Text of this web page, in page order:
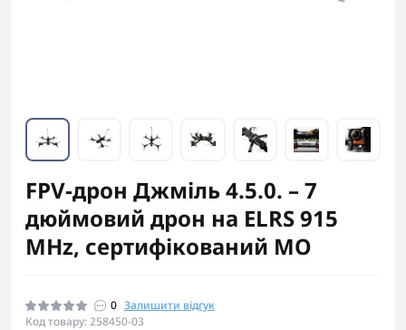
FPV-дрон Джміль 4.5.0. – 7
дюймовий дрон на ELRS 915
MHz, сертифікований МО
0 Залишити відгук
Код товару: 258450-03